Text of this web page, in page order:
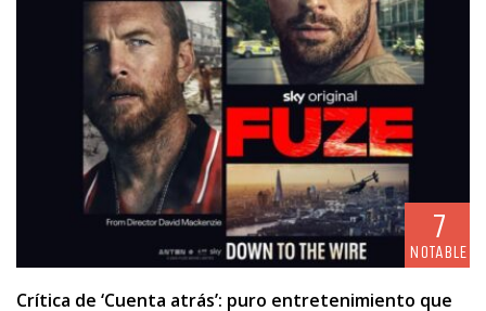
7
NOTABLE
Crítica de ‘Cuenta atrás’: puro entretenimiento que